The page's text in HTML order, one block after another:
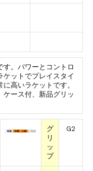
す。パワーとコントロ
ケットでプレイスタイ
高いラケットです。
ケース付、新品グリッ
グ
リ
ッ
プ
G2